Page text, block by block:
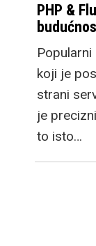
PHP &
koji je
strani
je
to isto…